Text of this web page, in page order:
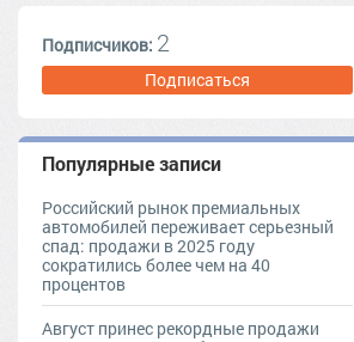
Подписчиков: 2
Подписаться
Популярные записи
Российский рынок премиальных
автомобилей переживает серьезный
спад: продажи в 2025 году
сократились более чем на 40
процентов
Август принес рекордные продажи